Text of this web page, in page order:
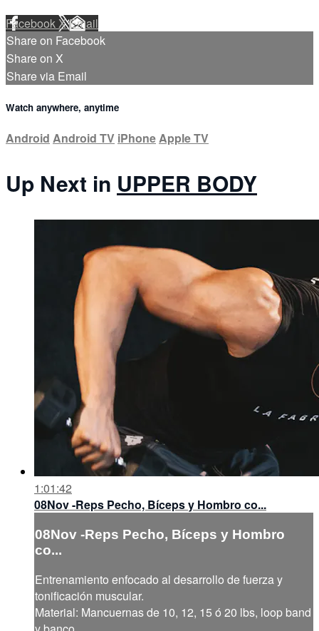
Facebook XEmail
Share on Facebook
Share on X
Share via Email
Watch anywhere, anytime
Android Android TV iPhoneApple TV
Up Next in UPPER BODY
1:01:42
08Nov -Reps Pecho, Bíceps y Hombro co...
08Nov -Reps Pecho, Bíceps y Hombro
co...
Entrenamiento enfocado al desarrollo de fuerza y
tonificación muscular.
Material: Mancuernas de 10, 12, 15 ó 20 lbs, loop band